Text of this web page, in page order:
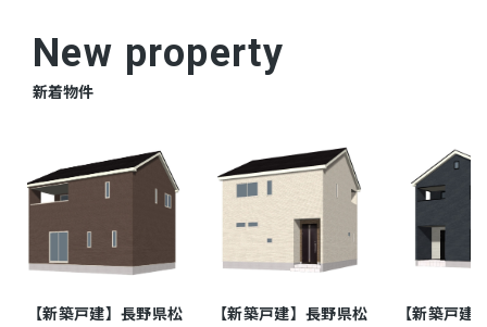
（550ｍ）
☆岡山南郵便局まで徒歩4分（310ｍ）
取引態様 仲介
New property
新着物件
【新築戸建】長野県松
【新築戸建】長野県松
【新築戸建